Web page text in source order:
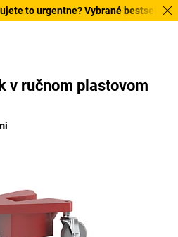
to urgentne? Vybrané bestsellery
v ručnom plastovom